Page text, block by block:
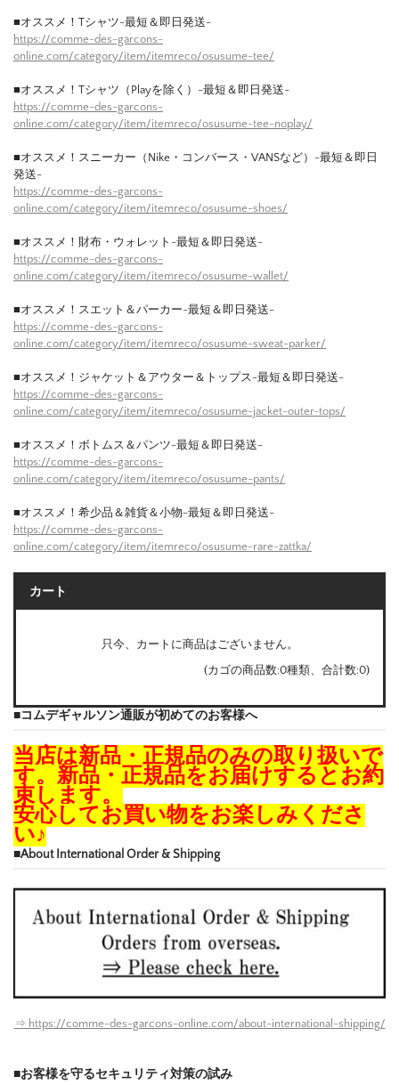
■オススメ！Tシャツ-最短＆即日発送-
https://comme-des-garcons-
online.com/category/item/itemreco/osusume-tee/
■オススメ！Tシャツ（Playを除く）-最短＆即日発送-
https://comme-des-garcons-
online.com/category/item/itemreco/osusume-tee-noplay/
■オススメ！スニーカー（Nike・コンバース・VANSなど）-最短＆即日
発送-
https://comme-des-garcons-
online.com/category/item/itemreco/osusume-shoes/
■オススメ！財布・ウォレット-最短＆即日発送-
https://comme-des-garcons-
online.com/category/item/itemreco/osusume-wallet/
■オススメ！スエット＆パーカー-最短＆即日発送-
https://comme-des-garcons-
online.com/category/item/itemreco/osusume-sweat-parker/
■オススメ！ジャケット＆アウター＆トップス-最短＆即日発送-
https://comme-des-garcons-
online.com/category/item/itemreco/osusume-jacket-outer-tops/
■オススメ！ボトムス＆パンツ-最短＆即日発送-
https://comme-des-garcons-
online.com/category/item/itemreco/osusume-pants/
■オススメ！希少品＆雑貨＆小物-最短＆即日発送-
https://comme-des-garcons-
online.com/category/item/itemreco/osusume-rare-zattka/
カート
只今、カートに商品はございません。
(カゴの商品数:0種類、合計数:0)
■コムデギャルソン通販が初めてのお客様へ
当店は新品・正規品のみの取り扱いで
す。新品・正規品をお届けするとお約
束します。
安心してお買い物をお楽しみくださ
い♪
■About International Order & Shipping
⇒ https://comme-des-garcons-online.com/about-international-shipping/
■お客様を守るセキュリティ対策の試み